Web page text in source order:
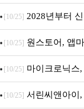
개막... 22일간 진행
[10/25] 2028년부터
문 추가
[10/25] 원스토어, 앱
[10/25] 마이크로닉스
시
[10/25] 서린씨앤아이